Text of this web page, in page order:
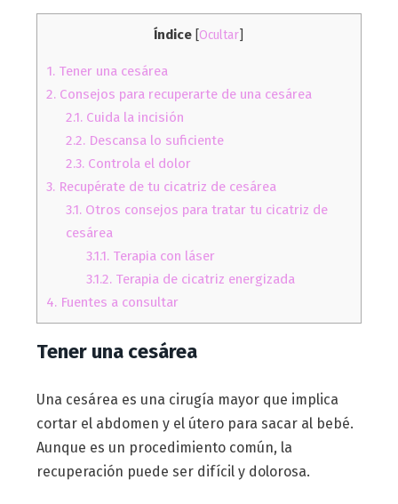
Índice Ocultar]
1.Tener una cesárea
2.Consejos para recuperarte de una cesárea
2.1. Cuida la incisión
2.2. Descansa lo suficiente
2.3. Controla el dolor
3.Recupérate de tu cicatriz de cesárea
3.1. Otros consejos para tratar tu cicatriz de
cesárea
3.1.1. Terapia con láser
3.1.2. Terapia de cicatriz energizada
4.Fuentes a consultar
Tener una cesárea
Una cesárea es una cirugía mayor que implica
cortar el abdomen y el útero para sacar al bebé.
Aunque es un procedimiento común, la
recuperación puede ser difícil y dolorosa.